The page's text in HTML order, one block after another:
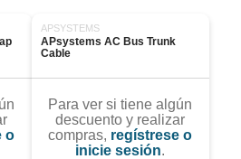
o
APSYSTEMS
APsystems AC Bus Trunk
Cable
Para ver si tiene algún
descuento y realizar
compras, regístrese o
inicie sesión.